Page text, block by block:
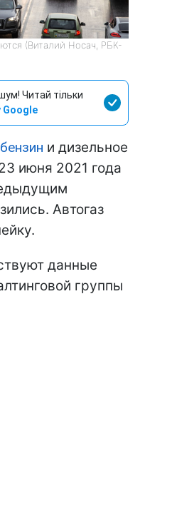
(Виталий Носач, РБК-
Читай тільки
Google
и дизельное
июня 2021 года
Автогаз
данные
группы